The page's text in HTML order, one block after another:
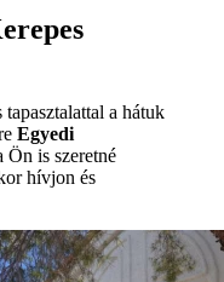
a hátuk
Egyedi
Ön is szeretné
hívjon és